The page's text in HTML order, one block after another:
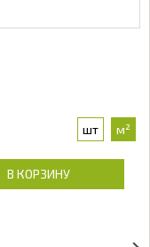
шт м²
В КОРЗИНУ